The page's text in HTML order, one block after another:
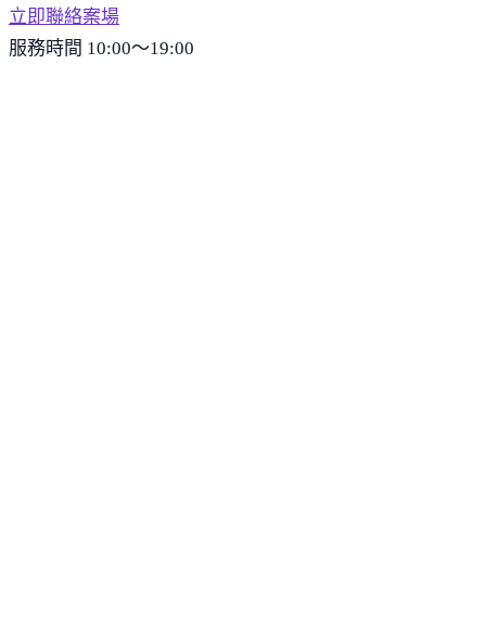
立即聯絡案場
服務時間 10:00～19:00